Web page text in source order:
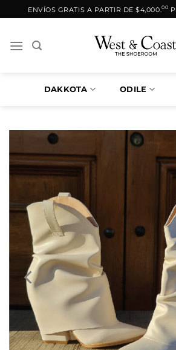
al
ENVÍOS GRATIS A PARTIR DE $4,000.00
DAKKOTA ODILE